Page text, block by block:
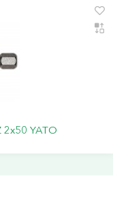
2х50 YATO